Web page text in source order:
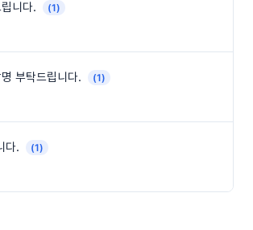
니다.
(1)
부탁드립니다.
(1)
다.
(1)